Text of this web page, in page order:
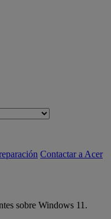
Contactar a Acer
sobre Windows 11.